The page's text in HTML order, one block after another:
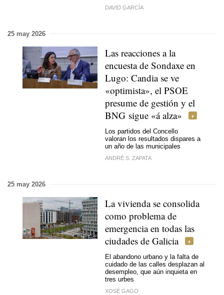
DAVID GARCÍA
25 may 2026
Las reacciones a la
encuesta de Sondaxe en
Lugo: Candia se ve
«optimista», el PSOE
presume de gestión y el
BNG sigue «á alza»
Los partidos del Concello
valoran los resultados dispares a
un año de las municipales
ANDRÉ S. ZAPATA
25 may 2026
La vivienda se consolida
como problema de
emergencia en todas las
ciudades de Galicia
El abandono urbano y la falta de
cuidado de las calles desplazan al
desempleo, que aún inquieta en
tres urbes
XOSÉ GAGO